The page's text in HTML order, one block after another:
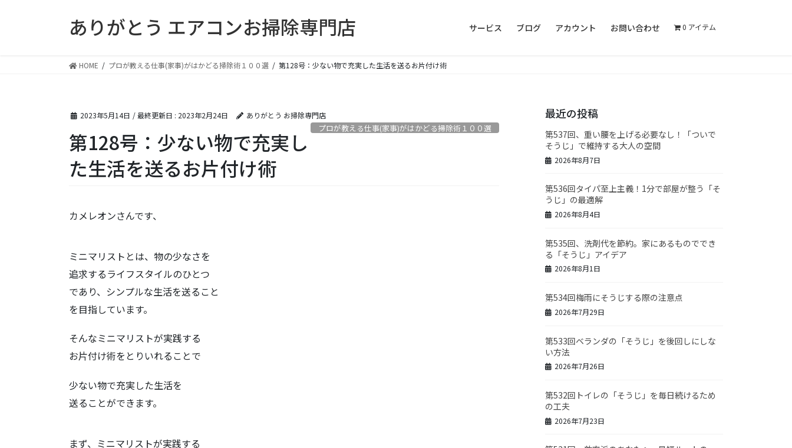
ありがとう エアコンお掃除専門店 サービス ブログ アカウント お問い合わせ 0 アイテム
HOME プロが教える仕事(家事)がはかどる掃除術１００選 第128号：少ない物で充実した生活を送るお片付け術
2023年5月14日 / 最終更新日 : 2023年2月24日 ありがとう お掃除専門店
プロが教える仕事(家事)がはかどる掃除術１００選
第128号：少ない物で充実し
た生活を送るお片付け術
カメレオンさんです、
ミニマリストとは、物の少なさを
追求するライフスタイルのひとつ
であり、シンプルな生活を送ること
を目指しています。
そんなミニマリストが実践する
お片付け術をとりいれることで
少ない物で充実した生活を
送ることができます。
まず、ミニマリストが実践する
最近の投稿
第537回、重い腰を上げる必要なし！「ついで
そうじ」で維持する大人の空間
2026年8月7日
第536回タイパ至上主義！1分で部屋が整う「そ
うじ」の最適解
2026年8月4日
第535回、洗剤代を節約。家にあるものででき
る「そうじ」アイデア
2026年8月1日
第534回梅雨にそうじする際の注意点
2026年7月29日
第533回ベランダの「そうじ」を後回しにしな
い方法
2026年7月26日
第532回トイレの「そうじ」を毎日続けるため
の工夫
2026年7月23日